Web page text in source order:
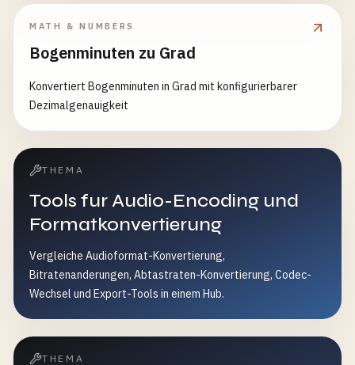
MATH & NUMBERS
Bogenminuten zu Grad
Konvertiert Bogenminuten in Grad mit konfigurierbarer
Dezimalgenauigkeit
THEMA
Tools fur Audio-Encoding und
Formatkonvertierung
Vergleiche Audioformat-Konvertierung,
Bitratenanderungen, Abtastraten-Konvertierung, Codec-
Wechsel und Export-Tools in einem Hub.
THEMA